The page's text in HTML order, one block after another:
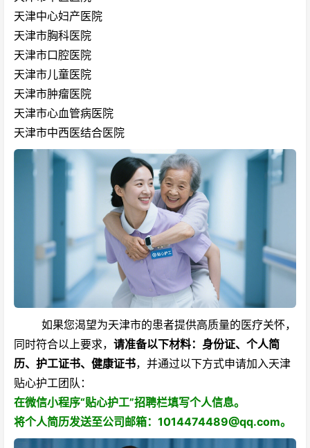
天津中心妇产医院
天津市胸科医院
天津市口腔医院
天津市儿童医院
天津市肿瘤医院
天津市心血管病医院
天津市中西医结合医院
如果您渴望为天津市的患者提供高质量的医疗关怀，
同时符合以上要求， 请准备以下材料：身份证、个人简
历、护工证书、健康证书，并通过以下方式申请加入天津
贴心护工团队：
在微信小程序“贴心护工”招聘栏填写个人信息。
将个人简历发送至公司邮箱：1014474489@qq.com。